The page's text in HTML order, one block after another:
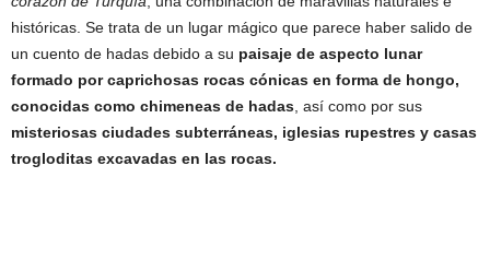
históricas. Se trata de un lugar mágico que parece haber salido de
un cuento de hadas debido a su paisaje de aspecto lunar
formado por caprichosas rocas cónicas en forma de hongo,
conocidas como chimeneas de hadas , así como por sus
misteriosas ciudades subterráneas, iglesias rupestres y casas
trogloditas excavadas en las rocas.